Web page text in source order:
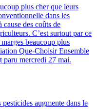
plus cher que leurs
dans les
cause des coûts de
C’est surtout par ce
beaucoup plus
Que-Choisir Ensemble
mercredi 27 mai.
augmente dans le